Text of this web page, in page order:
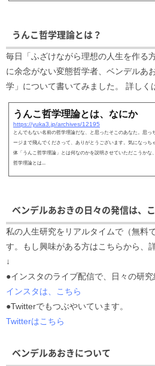
うんこ哲学理論とは？
毎日「ふざけながら理想の人生を作る
に余念がない変態哲学者、ベンデルあ
学」について書いてみました。 詳しく
うんこ哲学理論とは、なにか
https://yuka3.jp/archives/12195
とんでもない名前の哲学理論だな、と思ったそこのあなた。思っ
ージまで飛んでくださって、ありがとうございます。気になっち
体「うんこ哲学理論」とは何なのかを説明させていただこうかな
哲学理論とは...
ベンデルあおきの日々の発信は、
私の人生研究をリアルタイムで（無料
す。もし興味がある方はこちらから、
↓
●インスタのライブ配信で、日々の研究
インスタは、こちら
●Twitterでもつぶやいています。
Twitterはこちら
ベンデルあおきについて